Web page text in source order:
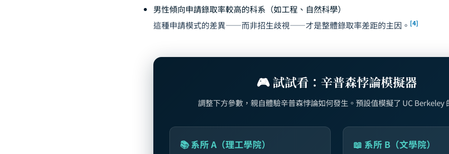
男性傾向申請錄取率較高的科系（如工程、自然科學）
這種申請模式的差異——而非招生歧視——才是整體錄取率差距的主因。 [4]
🎮 試試看：辛普森悖論模擬器
調整下方參數，親自體驗辛普森悖論如何發生。預設值模擬了 UC Berkeley
📚 系所 A（理工學院） 📖 系所 B（文學院）